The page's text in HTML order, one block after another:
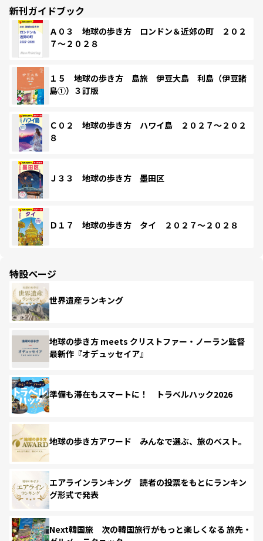
新刊ガイドブック
Ａ０３ 地球の歩き方 ロンドン＆近郊の町 ２０２
７～２０２８
１５ 地球の歩き方 島旅 伊豆大島 利島（伊豆諸
島①）３訂版
Ｃ０２ 地球の歩き方 ハワイ島 ２０２７～２０２
８
Ｊ３３ 地球の歩き方 墨田区
Ｄ１７ 地球の歩き方 タイ ２０２７～２０２８
特設ページ
世界遺産ランキング
地球の歩き方 meets クリストファー・ノーラン監督
最新作『オデュッセイア』
準備も滞在もスマートに！ トラベルハック2026
地球の歩き方アワード みんなで選ぶ、旅のベスト。
エアラインランキング 読者の投票をもとにランキン
グ形式で発表
Next韓国旅 次の韓国旅行がもっと楽しくなる 旅先・